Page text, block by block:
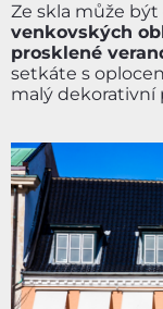
Ze skla může
venkovských
prosklené
setkáte s
malý dekorativní